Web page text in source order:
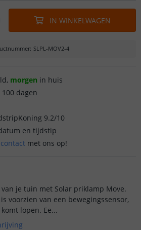
IN WINKELWAGEN
: SLPL-MOV2-4
morgen in huis
dagen
9.2/10
en tijdstip
contact met ons op!
je tuin met Solar priklamp Move.
voorzien van een bewegingssensor,
lopen. Ee...